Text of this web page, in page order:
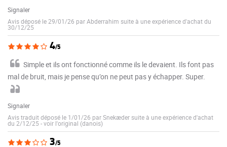
Signaler
Avis déposé le 29/01/26 par Abderrahim suite à une expérience d'achat du
30/12/25
4/5
Simple et ils ont fonctionné comme ils le devaient. Ils font pas
mal de bruit, mais je pense qu’on ne peut pas y échapper. Super.
Signaler
Avis traduit déposé le 1/01/26 par Snekæder suite à une expérience d'achat
du 2/12/25 -voir l'original (danois)
3/5